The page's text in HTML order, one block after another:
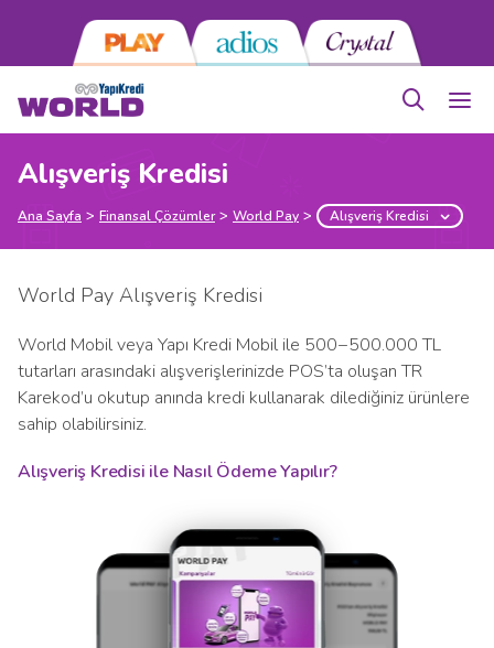
Alışveriş Kredisi
Ana Sayfa Finansal Çözümler World Pay Alışveriş Kredisi
World Pay Alışveriş Kredisi
World Mobil veya Yapı Kredi Mobil ile 500−500.000 TL
tutarları arasındaki alışverişlerinizde POS’ta oluşan TR
Karekod’u okutup anında kredi kullanarak dilediğiniz ürünlere
sahip olabilirsiniz.
Alışveriş Kredisi ile Nasıl Ödeme Yapılır?